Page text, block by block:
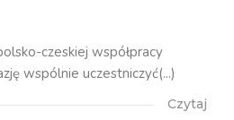
czeskiej współpracy
wspólnie uczestniczyć(...)
Czytaj